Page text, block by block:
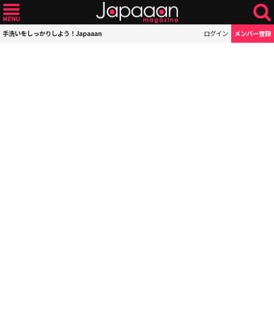
手洗いをしっかりしよう！Japaaan ログイン メンバー登録